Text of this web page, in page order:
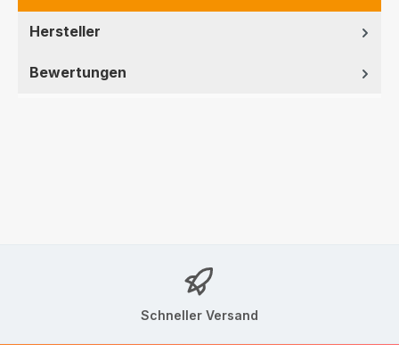
Hersteller
Bewertungen
Schneller Versand